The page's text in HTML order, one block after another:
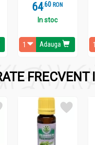
moderne au evidențiat
au demonstrat proprietăți
simptomelor
cognitive, demență
susțin activitatea
bioactivi ajută la
active reglează
esențialîn orice casă,
64.6 RON
In stoc
Adauga
FRECVENT